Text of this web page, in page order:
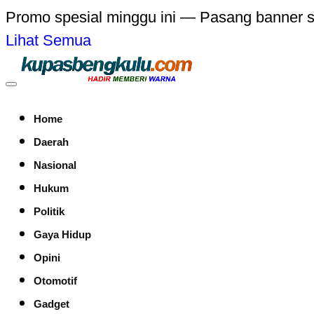
Promo spesial minggu ini — Pasang banner
Lihat Semua
Home
Daerah
Nasional
Hukum
Politik
Gaya Hidup
Opini
Otomotif
Gadget